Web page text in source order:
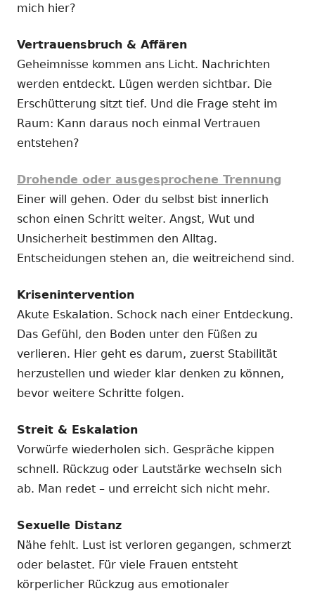
mich hier?
Vertrauensbruch & Affären
Geheimnisse kommen ans Licht. Nachrichten
werden entdeckt. Lügen werden sichtbar. Die
Erschütterung sitzt tief. Und die Frage steht im
Raum: Kann daraus noch einmal Vertrauen
entstehen?
Drohende oder ausgesprochene Trennung
Einer will gehen. Oder du selbst bist innerlich
schon einen Schritt weiter. Angst, Wut und
Unsicherheit bestimmen den Alltag.
Entscheidungen stehen an, die weitreichend sind.
Krisenintervention
Akute Eskalation. Schock nach einer Entdeckung.
Das Gefühl, den Boden unter den Füßen zu
verlieren. Hier geht es darum, zuerst Stabilität
herzustellen und wieder klar denken zu können,
bevor weitere Schritte folgen.
Streit & Eskalation
Vorwürfe wiederholen sich. Gespräche kippen
schnell. Rückzug oder Lautstärke wechseln sich
ab. Man redet – und erreicht sich nicht mehr.
Sexuelle Distanz
Nähe fehlt. Lust ist verloren gegangen, schmerzt
oder belastet. Für viele Frauen entsteht
körperlicher Rückzug aus emotionaler